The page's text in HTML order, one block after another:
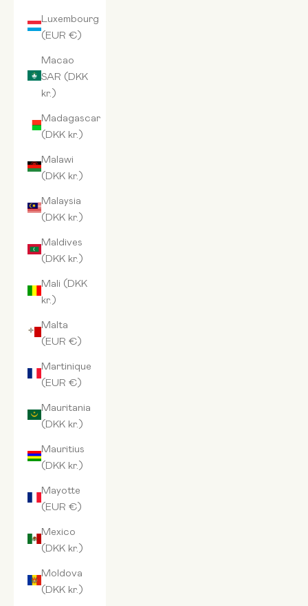
Luxembourg
(EUR €)
Macao
SAR (DKK
kr.)
Madagascar
(DKK kr.)
Malawi
(DKK kr.)
Malaysia
(DKK kr.)
Maldives
(DKK kr.)
Mali (DKK
kr.)
Malta
(EUR €)
Martinique
(EUR €)
Mauritania
(DKK kr.)
Mauritius
(DKK kr.)
Mayotte
(EUR €)
Mexico
(DKK kr.)
Moldova
(DKK kr.)